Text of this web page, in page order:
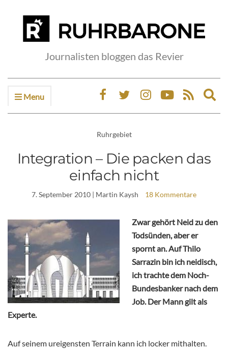
Journalisten bloggen das Revier
Menu
Ruhrgebiet
Integration – Die packen das
einfach nicht
7. September 2010 | Martin Kaysh 18 Kommentare
Zwar gehört Neid zu den
Todsünden, aber er
spornt an. Auf Thilo
Sarrazin bin ich neidisch,
ich trachte dem Noch-
Bundesbanker nach dem
Job. Der Mann gilt als
Experte.
Auf seinem ureigensten Terrain kann ich locker mithalten.